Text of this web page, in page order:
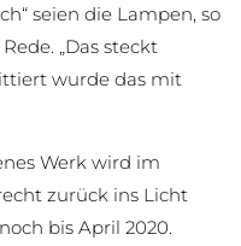
seien die Lampen, so
„Das steckt
wurde das mit
Werk wird im
zurück ins Licht
bis April 2020.